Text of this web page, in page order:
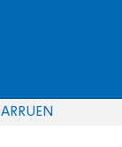
EN
RU
AR